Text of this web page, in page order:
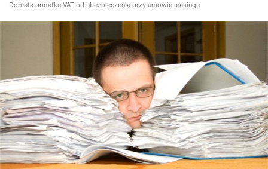
Dopłata podatku VAT od ubezpieczenia przy umowie leasingu